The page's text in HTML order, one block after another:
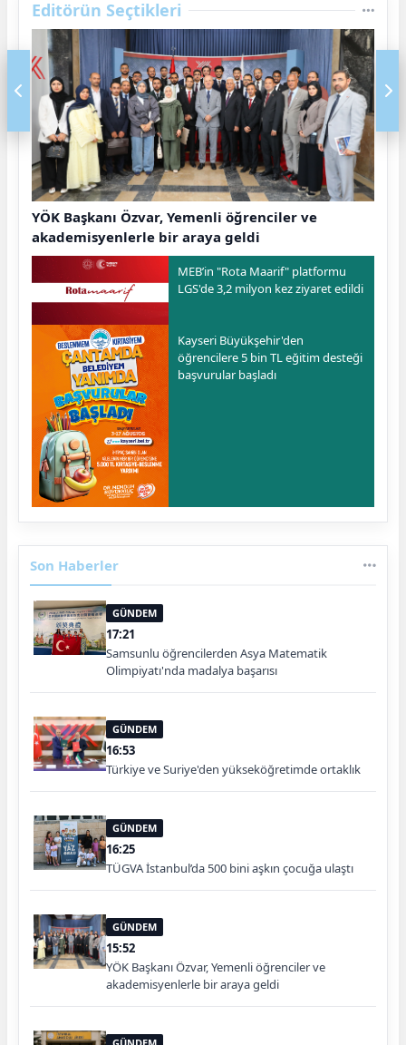
Editörün Seçtikleri
YÖK Başkanı Özvar, Yemenli öğrenciler ve
akademisyenlerle bir araya geldi
MEB’in "Rota Maarif" platformu
LGS'de 3,2 milyon kez ziyaret edildi
Kayseri Büyükşehir'den
öğrencilere 5 bin TL eğitim desteği
başvurular başladı
Son Haberler
GÜNDEM
17:21
Samsunlu öğrencilerden Asya Matematik
Olimpiyatı'nda madalya başarısı
GÜNDEM
16:53
Türkiye ve Suriye'den yükseköğretimde ortaklık
GÜNDEM
16:25
TÜGVA İstanbul’da 500 bini aşkın çocuğa ulaştı
GÜNDEM
15:52
YÖK Başkanı Özvar, Yemenli öğrenciler ve
akademisyenlerle bir araya geldi